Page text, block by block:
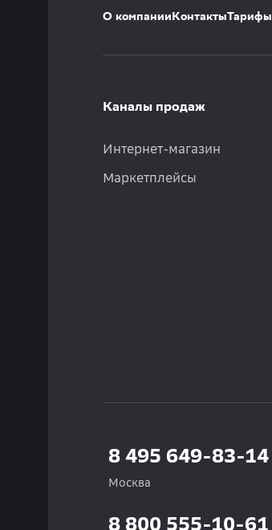
О компанииКонтактыТарифы
Каналы продаж
Интернет-магазин
Маркетплейсы
8 495 649-83-14
Москва
8 800 555-10-61